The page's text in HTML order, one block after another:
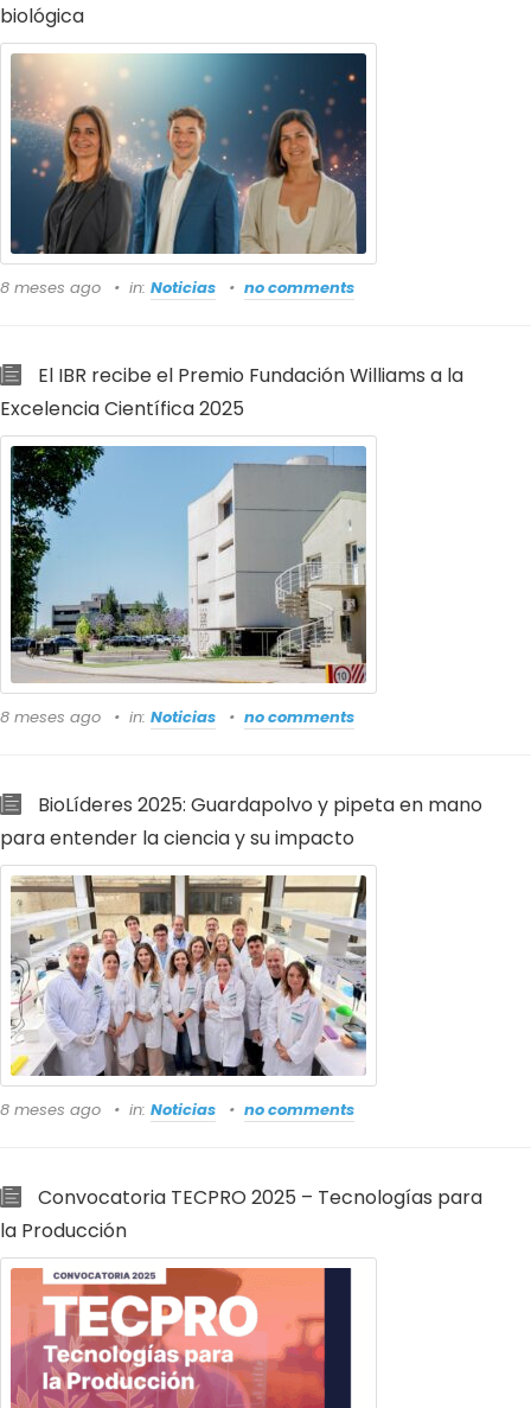
biológica
8 meses ago in: Noticias no comments
El IBR recibe el Premio Fundación Williams a la
Excelencia Científica 2025
8 meses ago in: Noticias no comments
BioLíderes 2025: Guardapolvo y pipeta en mano
para entender la ciencia y su impacto
8 meses ago in: Noticias no comments
Convocatoria TECPRO 2025 – Tecnologías para
la Producción